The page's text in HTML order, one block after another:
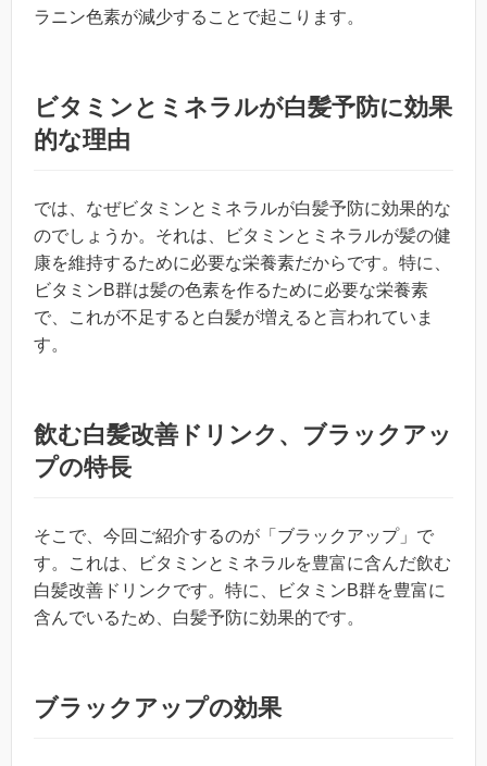
ラニン色素が減少することで起こります。
ビタミンとミネラルが白髪予防に効果
的な理由
では、なぜビタミンとミネラルが白髪予防に効果的な
のでしょうか。それは、ビタミンとミネラルが髪の健
康を維持するために必要な栄養素だからです。特に、
ビタミンB群は髪の色素を作るために必要な栄養素
で、これが不足すると白髪が増えると言われていま
す。
飲む白髪改善ドリンク、ブラックアッ
プの特長
そこで、今回ご紹介するのが「ブラックアップ」で
す。これは、ビタミンとミネラルを豊富に含んだ飲む
白髪改善ドリンクです。特に、ビタミンB群を豊富に
含んでいるため、白髪予防に効果的です。
ブラックアップの効果